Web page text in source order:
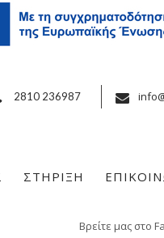
2810 236987
ΣΤΗΡΙΞΗ
Βρείτε μας στο